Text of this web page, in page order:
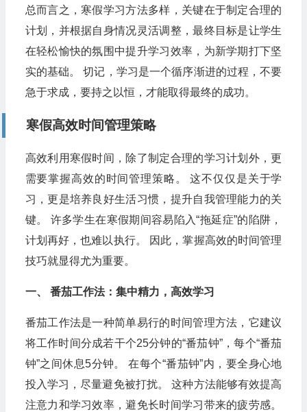
总而言之，寒假学习方法多样，关键在于制定合理的
计划，并根据自身情况灵活调整，最终目标是让学生
在轻松愉快的氛围中提升学习效率，为新学期打下坚
实的基础。 切记，学习是一个循序渐进的过程，不要
急于求成，要持之以恒，才能取得最终的成功。
寒假高效时间管理策略
高效利用寒假时间，除了制定合理的学习计划外，更
需要掌握高效的时间管理策略。 这不仅仅是关于学
习，更是培养良好生活习惯，提升自我管理能力的关
键。 许多学生在寒假期间容易陷入“拖延症”的陷阱，
计划再好，也难以执行。 因此，掌握高效的时间管理
技巧就显得尤为重要。
一、 番茄工作法：集中精力，高效学习
番茄工作法是一种简单易行的时间管理方法，它建议
将工作时间分成若干个25分钟的“番茄钟”，每个“番茄
钟”之间休息5分钟。 在每个“番茄钟”内，要全身心地
投入学习，尽量避免被打扰。 这种方法能够有效提高
注意力和学习效率，避免长时间学习带来的疲劳感。